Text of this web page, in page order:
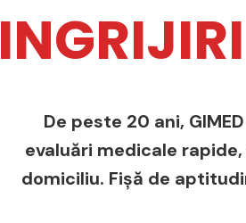
De peste 20 ani,
evaluări medicale
domiciliu. Fișă de